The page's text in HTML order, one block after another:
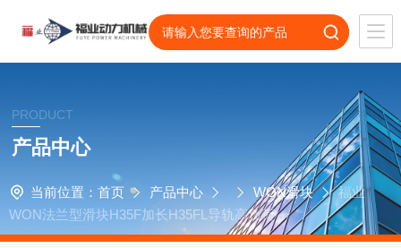
PRODUCT
产品中心
当前位置： 首页 产品中心 WON滑块
福业
WON法兰型滑块H35F加长H35FL导轨高负荷